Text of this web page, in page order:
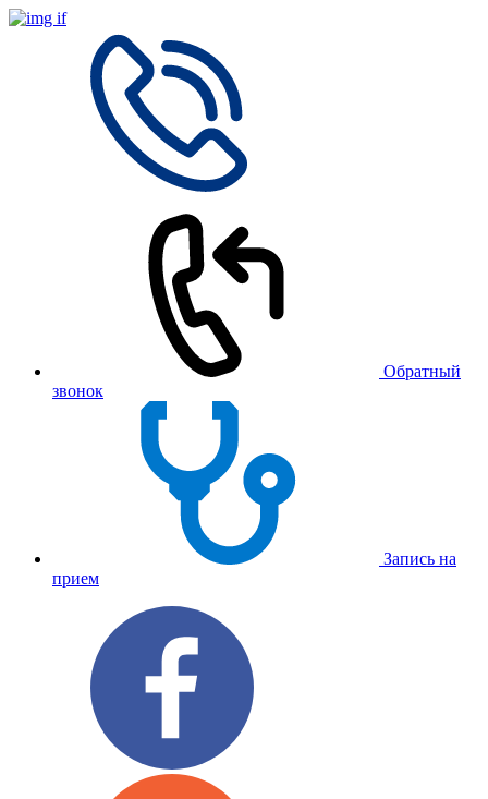
Обратный
звонок
Запись на
прием